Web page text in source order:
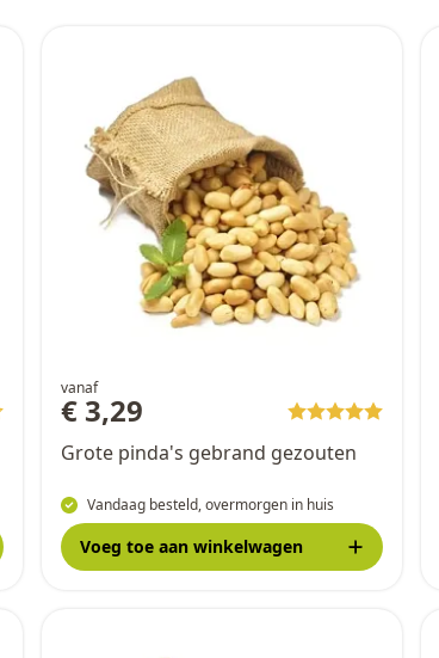
vanaf
€ 3,29
Grote pinda's gebrand gezouten
Vandaag besteld, overmorgen in huis
Voeg toe aan winkelwagen